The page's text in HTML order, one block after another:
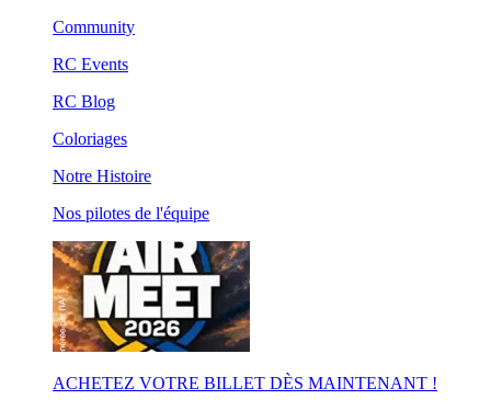
Community
RC Events
RC Blog
Coloriages
Notre Histoire
Nos pilotes de l'équipe
ACHETEZ VOTRE BILLET DÈS MAINTENANT !